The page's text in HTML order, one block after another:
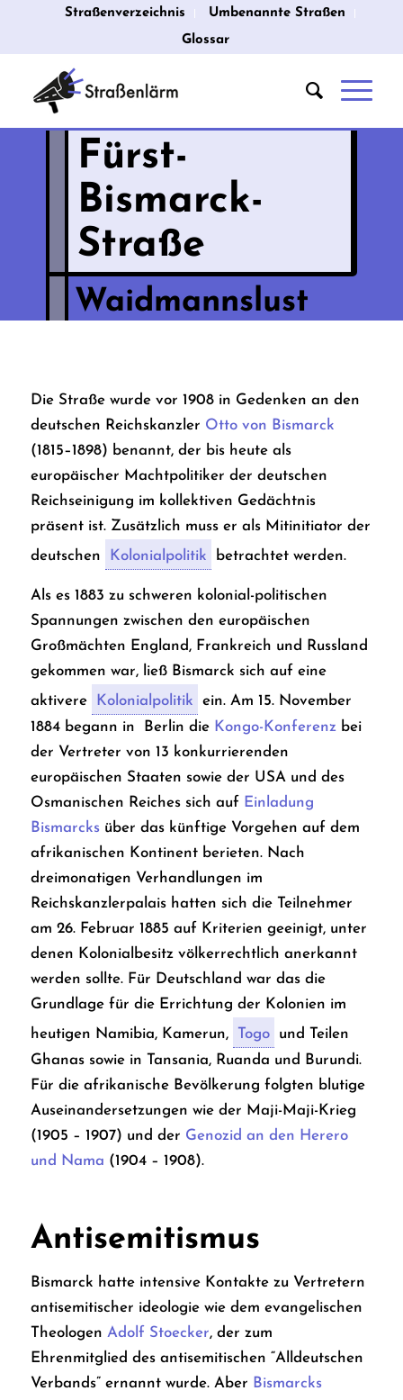
Straßenverzeichnis
Umbenannte Straßen
Glossar
Fürst-
Bismarck-
Straße
Waidmannslust
Die Straße wurde vor 1908 in Gedenken an den
deutschen Reichskanzler Otto von Bismarck
(1815–1898) benannt, der bis heute als
europäischer Machtpolitiker der deutschen
Reichseinigung im kollektiven Gedächtnis
präsent ist. Zusätzlich muss er als Mitinitiator der
deutschen
Kolonialpolitik betrachtet werden.
Als es 1883 zu schweren kolonial-politischen
Spannungen zwischen den europäischen
Großmächten England, Frankreich und Russland
gekommen war, ließ Bismarck sich auf eine
aktivere
Kolonialpolitik
ein. Am 15. November
1884 begann in Berlin die Kongo-Konferenzbei
der Vertreter von 13 konkurrierenden
europäischen Staaten sowie der USA und des
Osmanischen Reiches sich auf Einladung
Bismarcksüber das künftige Vorgehen auf dem
afrikanischen Kontinent berieten. Nach
dreimonatigen Verhandlungen im
Reichskanzlerpalais hatten sich die Teilnehmer
am 26. Februar 1885 auf Kriterien geeinigt, unter
denen Kolonialbesitz völkerrechtlich anerkannt
werden sollte. Für Deutschland war das die
Grundlage für die Errichtung der Kolonien im
heutigen Namibia, Kamerun,
Togo
und Teilen
Ghanas sowie in Tansania, Ruanda und Burundi.
Für die afrikanische Bevölkerung folgten blutige
Auseinandersetzungen wie der Maji-Maji-Krieg
(1905 – 1907) und der Genozid an den Herero
und Nama (1904 – 1908).
Antisemitismus
Bismarck hatte intensive Kontakte zu Vertretern
antisemitischer ideologie wie dem evangelischen
Theologen Adolf Stoecker, der zum
Ehrenmitglied des antisemitischen “Alldeutschen
Verbands” ernannt wurde. Aber Bismarcks